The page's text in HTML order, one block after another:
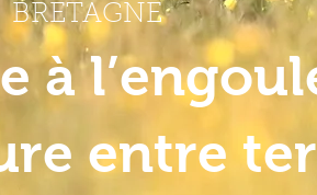
BRETAGNE
à
entre